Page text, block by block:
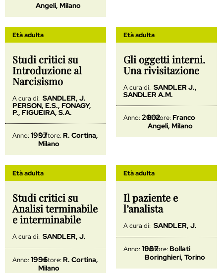
Angeli, Milano
Età adulta
Studi critici su
Introduzione al
Narcisismo
A cura di: SANDLER, J.
PERSON, E.S., FONAGY,
P., FIGUEIRA, S.A.
Anno:1997Editore:R. Cortina,
Milano
Età adulta
Gli oggetti interni.
Una rivisitazione
A cura di: SANDLER J.,
SANDLER A.M.
Anno:2002
Editore:Franco
Angeli, Milano
Età adulta
Studi critici su
Analisi terminabile
e interminabile
A cura di: SANDLER, J.
Anno:1996
Editore: R. Cortina,
Milano
Età adulta
Il paziente e
l’analista
A cura di: SANDLER, J.
Anno:1987
Editore:Bollati
Boringhieri, Torino